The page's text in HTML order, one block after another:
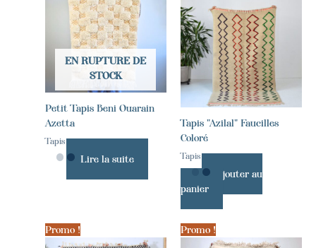
EN RUPTURE DE
STOCK
Petit Tapis Beni Ouarain
Azetta
Tapis
Lire la suite
Tapis "Azilal" Faucilles
Coloré
Tapis
Ajouter au
panier
Promo ! Promo !